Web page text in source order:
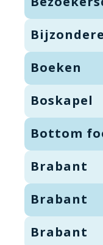
Boeken
Boskapel
Bottom
Brabant
Brabant
Brabant